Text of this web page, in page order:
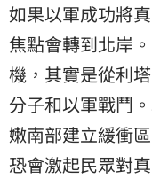
如果以軍成功將
焦點會轉到北岸
機，其實是從利
分子和以軍戰鬥
嫩南部建立緩衝
恐會激起民眾對